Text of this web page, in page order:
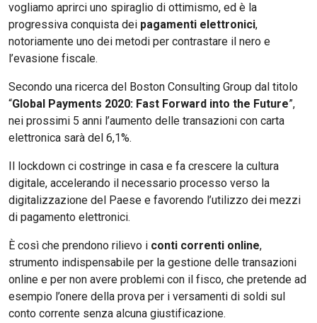
vogliamo aprirci uno spiraglio di ottimismo, ed è la
progressiva conquista dei pagamenti elettronici,
notoriamente uno dei metodi per contrastare il nero e
l’evasione fiscale.
Secondo una ricerca del Boston Consulting Group dal titolo
“Global Payments 2020: Fast Forward into the Future”,
nei prossimi 5 anni l’aumento delle transazioni con carta
elettronica sarà del 6,1%.
Il lockdown ci costringe in casa e fa crescere la cultura
digitale, accelerando il necessario processo verso la
digitalizzazione del Paese e favorendo l’utilizzo dei mezzi
di pagamento elettronici.
È così che prendono rilievo i conti correnti online,
strumento indispensabile per la gestione delle transazioni
online e per non avere problemi con il fisco, che pretende ad
esempio l’onere della prova per i versamenti di soldi sul
conto corrente senza alcuna giustificazione.